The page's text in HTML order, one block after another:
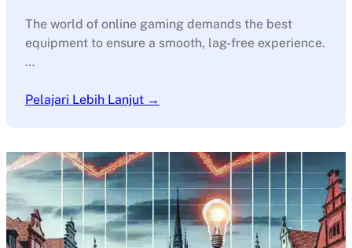
The world of online gaming demands the best
equipment to ensure a smooth, lag-free experience.
…
Pelajari Lebih Lanjut →